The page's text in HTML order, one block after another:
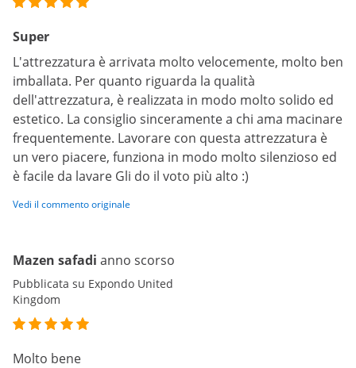
Super
L'attrezzatura è arrivata molto velocemente, molto ben
imballata. Per quanto riguarda la qualità
dell'attrezzatura, è realizzata in modo molto solido ed
estetico. La consiglio sinceramente a chi ama macinare
frequentemente. Lavorare con questa attrezzatura è
un vero piacere, funziona in modo molto silenzioso ed
è facile da lavare Gli do il voto più alto :)
Vedi il commento originale
Mazen safadi anno scorso
Pubblicata su Expondo United
Kingdom
Molto bene